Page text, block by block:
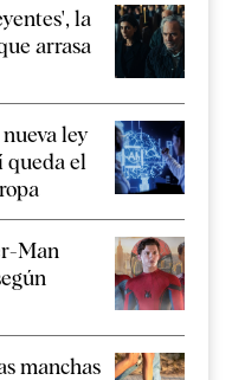
la
arrasa
ley
el
Man
manchas